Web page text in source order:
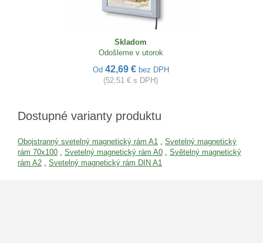
Skladom
Odošleme v utorok
Od 42,69 € bez DPH
(52,51 € s DPH)
Dostupné varianty produktu
Obojstranný svetelný magnetický rám A1 , Svetelný magnetický
rám 70x100 , Svetelný magnetický rám A0 , Světelný magnetický
rám A2 , Svetelný magnetický rám DIN A1